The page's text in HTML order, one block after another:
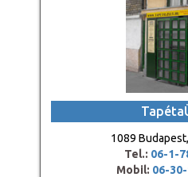
1089
Tel.: 06-1-
Mobil: 06-